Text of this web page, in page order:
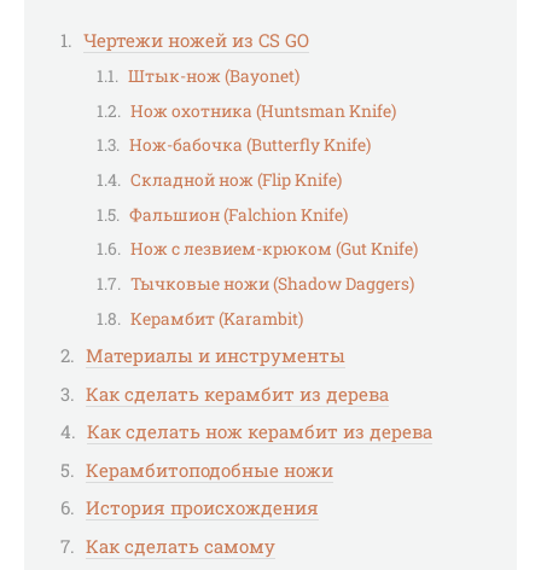
Чертежи ножей из CS GO
Штык-нож (Bayonet)
Нож охотника (Huntsman Knife)
Нож-бабочка (Butterfly Knife)
Складной нож (Flip Knife)
Фальшион (Falchion Knife)
Нож с лезвием-крюком (Gut Knife)
Тычковые ножи (Shadow Daggers)
Керамбит (Karambit)
Материалы и инструменты
Как сделать керамбит ­из дерева
Как сделать нож керамбит из дерева
Керамбитоподобные ножи
История происхождения
Как сделать самому